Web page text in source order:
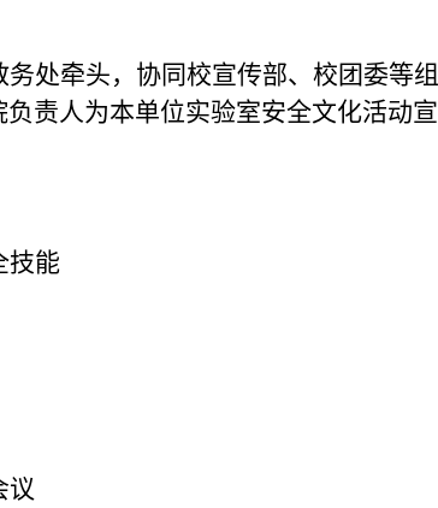
务处牵头， 协同 校宣传部、 校团委等组
负责人为本单位实验室安全文化活动宣
技能
议